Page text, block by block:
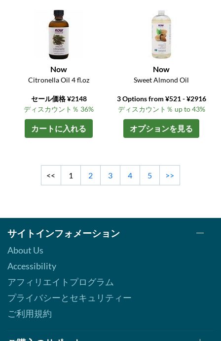
Now
Citronella Oil 4 fl.oz
セール価格 ¥2148
ディスカウント％ 36%
カートに入れる
Now
Sweet Almond Oil
3 Options from ¥521 - ¥2916
ディスカウント％ up to 43%
オプションを見る
<< 1 2 3 4 5 >>
サイトインフォメーション
About Us
Accessibility
アフィリエイトプログラム
プライバシーとセキュリティー
ご利用規約